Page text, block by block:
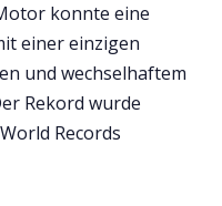
konnte eine
einer einzigen
und wechselhaftem
Rekord wurde
Records